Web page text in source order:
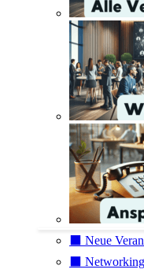
⬛️ Neue
⬛️ Networking